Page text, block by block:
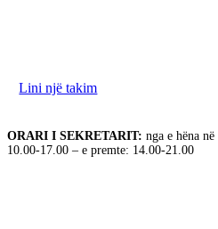
Lini një takim
ORARI I SEKRETARIT: nga e hëna
10.00-17.00 – e premte: 14.00-21.00